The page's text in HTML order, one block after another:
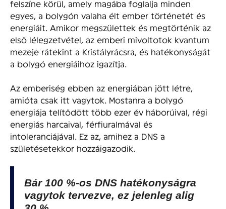
felszíne körül, amely magába foglalja minden
egyes, a bolygón valaha élt ember történetét és
energiáit. Amikor megszülettek és megtörténik az
első lélegzetvétel, az emberi mivoltotok kvantum
mezeje rátekint a Kristályrácsra, és hatékonyságát
a bolygó energiáihoz igazítja.
Az emberiség ebben az energiában jött létre,
amióta csak itt vagytok. Mostanra a bolygó
energiája telítődött több ezer év háborúival, régi
energiás harcaival, férfiuralmával és
intoleranciájával. Ez az, amihez a DNS a
születésetekkor hozzáigazodik.
Bár 100 %-os DNS hatékonyságra
vagytok tervezve, ez jelenleg alig